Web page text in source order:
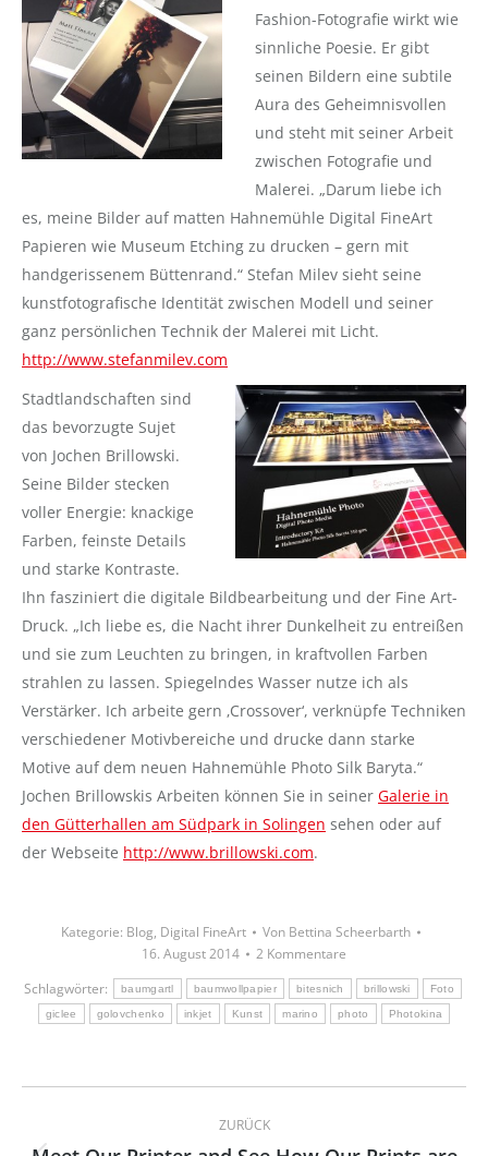
Fashion-Fotografie wirkt wie
sinnliche Poesie. Er gibt
seinen Bildern eine subtile
Aura des Geheimnisvollen
und steht mit seiner Arbeit
zwischen Fotografie und
Malerei. „Darum liebe ich
es, meine Bilder auf matten Hahnemühle Digital FineArt
Papieren wie Museum Etching zu drucken – gern mit
handgerissenem Büttenrand.“ Stefan Milev sieht seine
kunstfotografische Identität zwischen Modell und seiner
ganz persönlichen Technik der Malerei mit Licht.
http://www.stefanmilev.com
Stadtlandschaften sind
das bevorzugte Sujet
von Jochen Brillowski.
Seine Bilder stecken
voller Energie: knackige
Farben, feinste Details
und starke Kontraste.
Ihn fasziniert die digitale Bildbearbeitung und der Fine Art-
Druck. „Ich liebe es, die Nacht ihrer Dunkelheit zu entreißen
und sie zum Leuchten zu bringen, in kraftvollen Farben
strahlen zu lassen. Spiegelndes Wasser nutze ich als
Verstärker. Ich arbeite gern ‚Crossover‘, verknüpfe Techniken
verschiedener Motivbereiche und drucke dann starke
Motive auf dem neuen Hahnemühle Photo Silk Baryta.“
Jochen Brillowskis Arbeiten können Sie in seiner Galerie in
den Gütterhallen am Südpark in Solingen sehen oder auf
der Webseite http://www.brillowski.com.
Kategorie: Blog, Digital FineArt Von Bettina Scheerbarth
16. August 2014
2 Kommentare
Schlagwörter:
baumgartl baumwollpapier bitesnich brillowski Foto
giclee golovchenko inkjet Kunst marino photo Photokina
Kommentarnavigation
ZURÜCK